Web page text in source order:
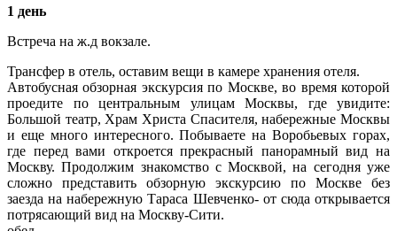
1 день
Встреча на ж.д вокзале.
Трансфер в отель, оставим вещи в камере хранения отеля.
Автобусная обзорная экскурсия по Москве, во время которой
проедите по центральным улицам Москвы, где увидите:
Большой театр, Храм Христа Спасителя, набережные Москвы
и еще много интересного. Побываете на Воробьевых горах,
где перед вами откроется прекрасный панорамный вид на
Москву. Продолжим знакомство с Москвой, на сегодня уже
сложно представить обзорную экскурсию по Москве без
заезда на набережную Тараса Шевченко- от сюда открывается
потрясающий вид на Москву-Сити.